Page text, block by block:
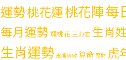
運勢桃花運桃花陣每
每月運勢 爛桃花 王力宏 生肖
生肖運勢 皮膚過敏 算命 聚財 虎